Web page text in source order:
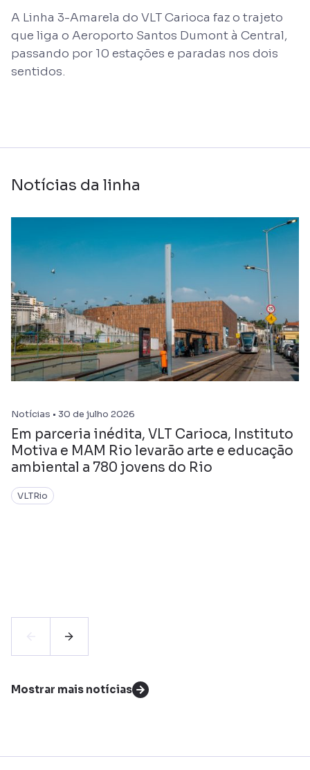
A Linha 3-Amarela do VLT Carioca faz o trajeto
que liga o Aeroporto Santos Dumont à Central,
passando por 10 estações e paradas nos dois
sentidos.
Notícias da linha
Notícias • 30 de julho 2026
Em parceria inédita, VLT Carioca, Instituto
Motiva e MAM Rio levarão arte e educação
ambiental a 780 jovens do Rio
VLTRio
Mostrar mais notícias